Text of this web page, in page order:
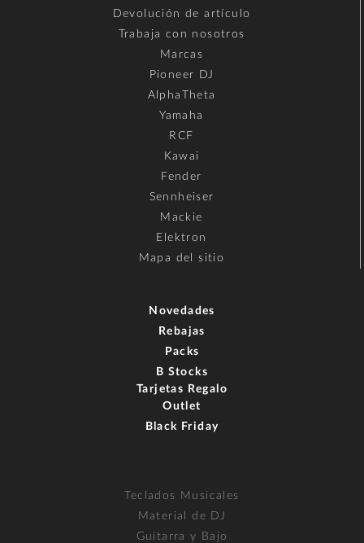
Devolución de artículo
Trabaja con nosotros
Marcas
Pioneer DJ
AlphaTheta
Yamaha
RCF
Kawai
Fender
Sennheiser
Mackie
Elektron
Mapa del sitio
Novedades
Rebajas
Packs
B Stocks
Tarjetas Regalo
Outlet
Black Friday
Teclados Musicales
Material de DJ
Guitarra y Bajo